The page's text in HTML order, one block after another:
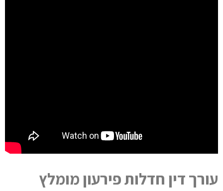
עורך דין חדלות פירעון מומלץ